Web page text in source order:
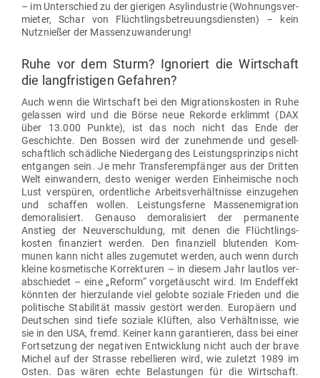
– im Unter­schied zu der gie­rigen Asyl­in­dustrie (Woh­nungs­ver­
mieter, Schar von Flücht­lings­be­treu­ungs­diensten) – kein
Nutz­nießer der Massenzuwanderung!
Ruhe vor dem Sturm? Igno­riert die Wirt­schaft
die lang­fris­tigen Gefahren?
Auch wenn die Wirt­schaft bei den Migra­ti­ons­kosten in Ruhe
gelassen wird und die Börse neue Rekorde erklimmt (DAX
über 13.000 Punkte), ist das noch nicht das Ende der
Geschichte. Den Bossen wird der zuneh­mende und gesell­
schaftlich schäd­liche Nie­dergang des Leis­tungs­prinzips nicht
ent­gangen sein. Je mehr Trans­fer­emp­fänger aus der Dritten
Welt ein­wandern, desto weniger werden Ein­hei­mische noch
Lust ver­spüren, ordent­liche Arbeits­ver­hält­nisse ein­zu­gehen
und schaffen wollen. Leis­tungs­ferne Mas­sen­emi­gration
demo­ra­li­siert. Genauso demo­ra­li­siert der per­ma­nente
Anstieg der Neu­ver­schuldung, mit denen die Flücht­lings­
kosten finan­ziert werden. Den finan­ziell blu­tenden Kom­
munen kann nicht alles zuge­mutet werden, auch wenn durch
kleine kos­me­tische Kor­rek­turen – in diesem Jahr lautlos ver­
ab­schiedet – eine „Reform“ vor­ge­täuscht wird. Im End­effekt
könnten der hier­zu­lande viel gelobte soziale Frieden und die
poli­tische Sta­bi­lität massiv gestört werden. Euro­päern und
Deut­schen sind tiefe soziale Klüften, also Ver­hält­nisse, wie
sie in den USA, fremd. Keiner kann garan­tieren, dass bei einer
Fort­setzung der nega­tiven Ent­wicklung nicht auch der brave
Michel auf der Strasse rebel­lieren wird, wie zuletzt 1989 im
Osten. Das wären echte Belas­tungen für die Wirt­schaft.